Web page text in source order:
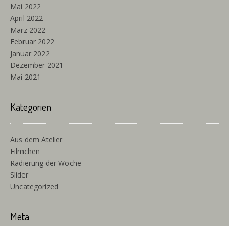
Mai 2022
April 2022
März 2022
Februar 2022
Januar 2022
Dezember 2021
Mai 2021
Kategorien
Aus dem Atelier
Filmchen
Radierung der Woche
Slider
Uncategorized
Meta